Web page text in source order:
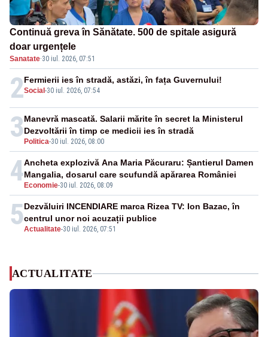
Continuă greva în Sănătate. 500 de spitale asigură
doar urgențele
Sanatate·30 iul. 2026, 07:51
2Social -30 iul. 2026, 07:54
Fermierii ies în stradă, astăzi, în fața Guvernului!
3 Politica-30 iul. 2026, 08:00
Manevră mascată. Salarii mărite în secret la Ministerul
Dezvoltării în timp ce medicii ies în stradă
4 Economie-30 iul. 2026, 08:09
Ancheta explozivă Ana Maria Păcuraru: Șantierul Damen
Mangalia, dosarul care scufundă apărarea României
5Actualitate-30 iul. 2026, 07:51
Dezvăluiri INCENDIARE marca Rizea TV: Ion Bazac, în
centrul unor noi acuzații publice
ACTUALITATE